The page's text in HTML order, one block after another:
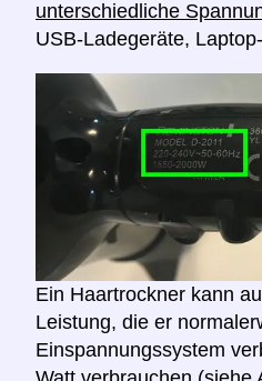
unterschiedliche
USB-Ladegeräte,
Ein Haartrockner kann
Leistung, die er
Einspannungssystem